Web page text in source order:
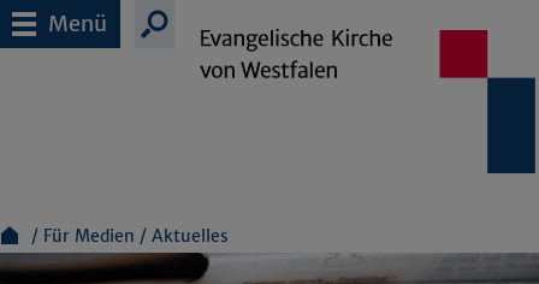
Menü
Für Medien Aktuelles